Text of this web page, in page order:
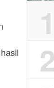
1
2